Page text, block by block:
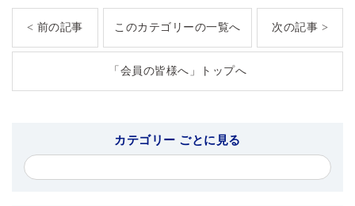
< 前の記事 このカテゴリーの一覧へ 次の記事 >
「会員の皆様へ」トップへ
カテゴリー ごとに見る